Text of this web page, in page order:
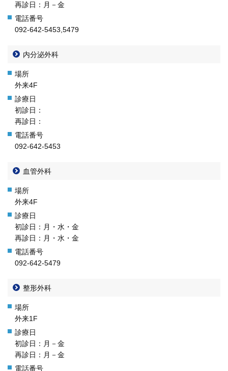
再診日：月－金
092-642-5453,5479
内分泌外科
外来4F
初診日：
再診日：
092-642-5453
血管外科
外来4F
初診日：月・水・金
再診日：月・水・金
092-642-5479
整形外科
外来1F
初診日：月－金
再診日：月－金